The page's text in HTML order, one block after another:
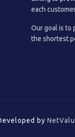
each
Our goal is to
the shortest
by